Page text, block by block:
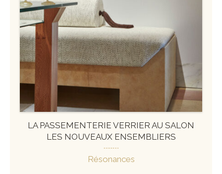
LA PASSEMENTERIE VERRIER AU SALON
LES NOUVEAUX ENSEMBLIERS
Résonances